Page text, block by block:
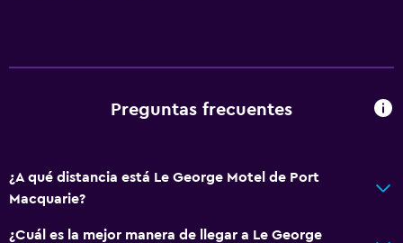
Preguntas frecuentes
¿A qué distancia está Le George Motel de Port
Macquarie?
¿Cuál es la mejor manera de llegar a Le George